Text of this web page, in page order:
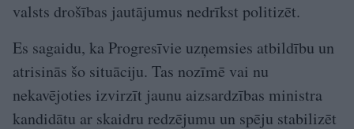
valsts drošības jautājumus nedrīkst politizēt.
Es sagaidu, ka Progresīvie uzņemsies atbildību un
atrisinās šo situāciju. Tas nozīmē vai nu
nekavējoties izvirzīt jaunu aizsardzības ministra
kandidātu ar skaidru redzējumu un spēju stabilizēt